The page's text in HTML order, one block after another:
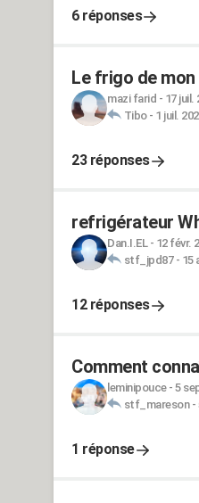
6 réponses
Le frigo de
mazi farid - 17 juil.
Tibo- 1 juil.
23 réponses
refrigérateur
Dan.I.EL- 12 févr.
stf_jpd87- 15
12 réponses
Comment
leminipouce- 5
stf_mareson-
1 réponse